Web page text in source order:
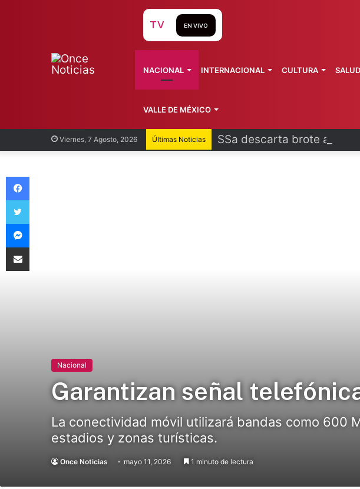
Viernes, 7 Agosto, 2026 Últimas Noticias SSa descarta brote activo
TV EN VIVO
NACIONAL INTERNACIONAL CULTURA SALUD
VALLE DE MÉXICO
Nacional
Garantizan señal
La conectividad móvil utilizará bandas como 600
estadios y zonas turísticas.
Once Noticias mayo 11, 2026 1 minuto de lectura
Facebook
Twitter
Messenger
Compartir vía Email